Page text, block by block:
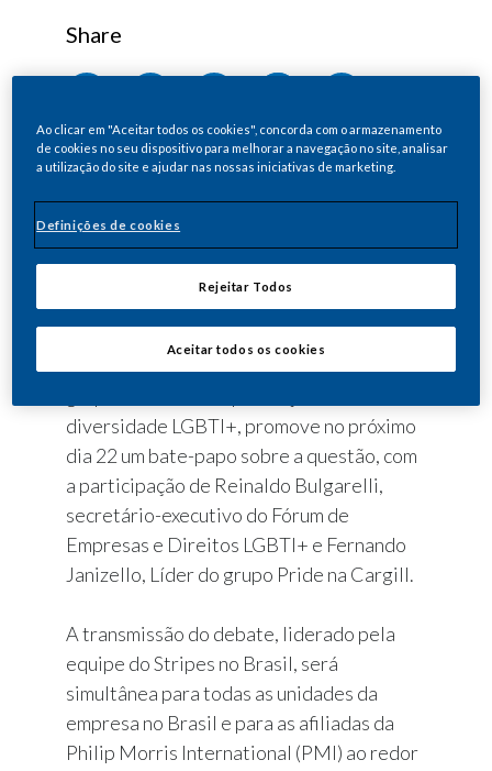
Share
No dia 22 de junho, o grupo de inclusão e
promoção da diversidade LGBTI+ da empresa
ser um aliado/aliada da comunidade
No mês do Orgulho LGBTI+, a Philip
Morris Brasil (PMB) também quer falar do
comunidade. Por meio do Stripes, seu
diversidade LGBTI+, promove no próximo
dia 22 um bate-papo sobre a questão, com
a participação de Reinaldo Bulgarelli,
secretário-executivo do Fórum de
Empresas e Direitos LGBTI+ e Fernando
Janizello, Líder do grupo Pride na Cargill.
A transmissão do debate, liderado pela
equipe do Stripes no Brasil, será
simultânea para todas as unidades da
empresa no Brasil e para as afiliadas da
Philip Morris International (PMI) ao redor
Ao clicar em "Aceitar todos os cookies", concorda com o armazenamento
de cookies no seu dispositivo para melhorar a navegação no site, analisar
a utilização do site e ajudar nas nossas iniciativas de marketing.
Definições de cookies
Rejeitar Todos
Aceitar todos os cookies